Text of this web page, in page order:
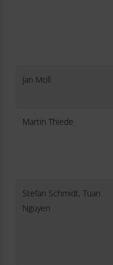
Jan Moll
Martin Thiede
Stefan Schmidt, Tuan
Nguyen